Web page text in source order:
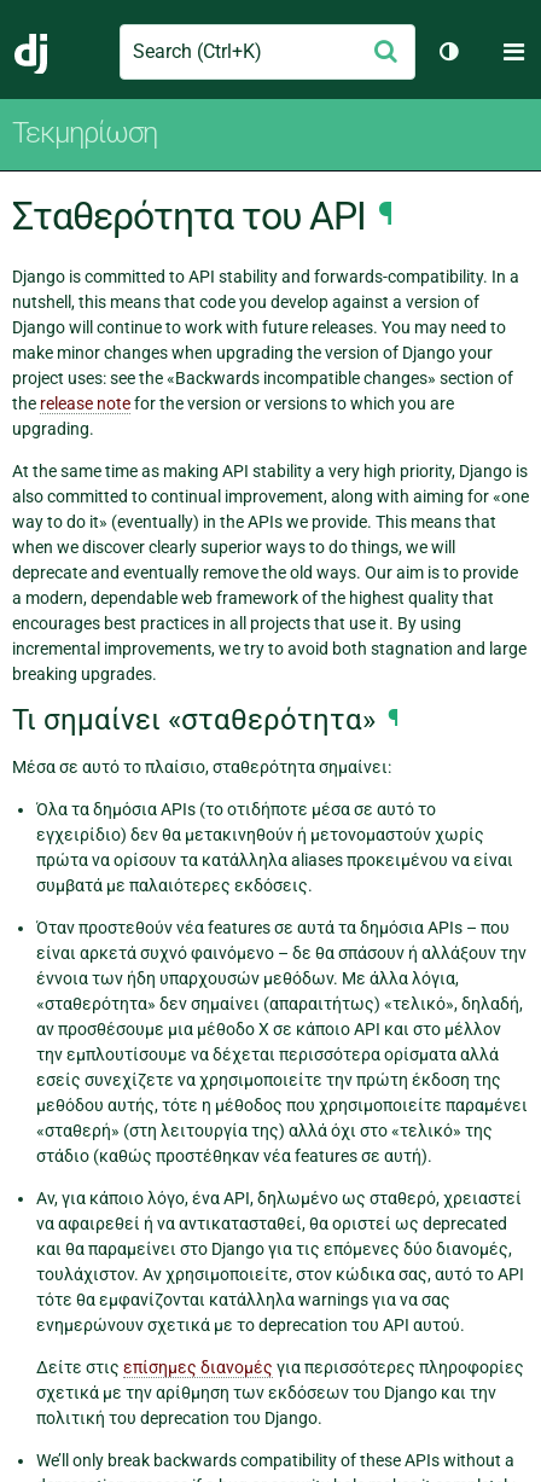
Django
Search Υποβολή
Toggle
Τεκμηρίωση
Σταθερότητα του API ¶
Django is committed to API stability and forwards-compatibility. In a
nutshell, this means that code you develop against a version of
Django will continue to work with future releases. You may need to
make minor changes when upgrading the version of Django your
project uses: see the «Backwards incompatible changes» section of
the release notefor the version or versions to which you are
upgrading.
At the same time as making API stability a very high priority, Django is
also committed to continual improvement, along with aiming for «one
way to do it» (eventually) in the APIs we provide. This means that
when we discover clearly superior ways to do things, we will
deprecate and eventually remove the old ways. Our aim is to provide
a modern, dependable web framework of the highest quality that
encourages best practices in all projects that use it. By using
incremental improvements, we try to avoid both stagnation and large
breaking upgrades.
Τι σημαίνει «σταθερότητα» ¶
Μέσα σε αυτό το πλαίσιο, σταθερότητα σημαίνει:
Όλα τα δημόσια APIs (το οτιδήποτε μέσα σε αυτό το
εγχειρίδιο) δεν θα μετακινηθούν ή μετονομαστούν χωρίς
πρώτα να ορίσουν τα κατάλληλα aliases προκειμένου να είναι
συμβατά με παλαιότερες εκδόσεις.
Όταν προστεθούν νέα features σε αυτά τα δημόσια APIs – που
είναι αρκετά συχνό φαινόμενο – δε θα σπάσουν ή αλλάξουν την
έννοια των ήδη υπαρχουσών μεθόδων. Με άλλα λόγια,
«σταθερότητα» δεν σημαίνει (απαραιτήτως) «τελικό», δηλαδή,
αν προσθέσουμε μια μέθοδο Χ σε κάποιο API και στο μέλλον
την εμπλουτίσουμε να δέχεται περισσότερα ορίσματα αλλά
εσείς συνεχίζετε να χρησιμοποιείτε την πρώτη έκδοση της
μεθόδου αυτής, τότε η μέθοδος που χρησιμοποιείτε παραμένει
«σταθερή» (στη λειτουργία της) αλλά όχι στο «τελικό» της
στάδιο (καθώς προστέθηκαν νέα features σε αυτή).
Αν, για κάποιο λόγο, ένα API, δηλωμένο ως σταθερό, χρειαστεί
να αφαιρεθεί ή να αντικατασταθεί, θα οριστεί ως deprecated
και θα παραμείνει στο Django για τις επόμενες δύο διανομές,
τουλάχιστον. Αν χρησιμοποιείτε, στον κώδικα σας, αυτό το API
τότε θα εμφανίζονται κατάλληλα warnings για να σας
ενημερώνουν σχετικά με το deprecation του API αυτού.
Δείτε στις επίσημες διανομές για περισσότερες πληροφορίες
σχετικά με την αρίθμηση των εκδόσεων του Django και την
πολιτική του deprecation του Django.
We’ll only break backwards compatibility of these APIs without a